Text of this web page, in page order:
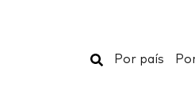
Buscar
Por país